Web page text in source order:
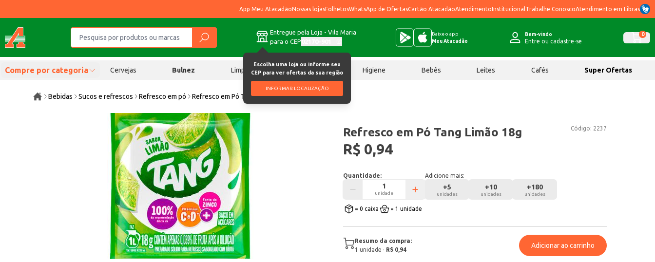
App Meu AtacadãoNossas lojasFolhetosWhatsApp de OfertasCartão AtacadãoAtendimentoInstitucional Trabalhe ConoscoAtendimento em Libras
Entregue pela Loja - Vila Maria
para o CEP
Escolha uma loja ou informe seu
CEP para ver ofertas da sua região
INFORMAR LOCALIZAÇÃO
Baixe o app
Meu Atacadão
Bem-vindo
Entre ou cadastre-se
0
Compre por categoria Cervejas Bulnez Limpeza Chocolates Higiene Bebês Leites Cafés Super Ofertas
Bebidas Sucos e refrescos Refresco em pó Refresco em Pó Tang Limão 18g
Código: 2237
Refresco em Pó Tang Limão 18g
R$ 0,94
Quantidade:
unidade
Adicione mais:
+5
unidades
+10
unidades
+180
unidades
= 0 caixa = 1 unidade
Resumo da compra:
1 unidade · R$ 0,94
Adicionar ao carrinho